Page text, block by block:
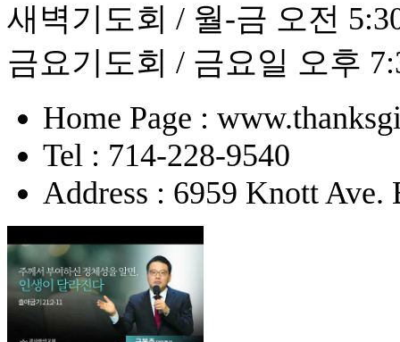
새벽기도회 / 월-금 오전
금요기도회 / 금요일 오후
Home Page :
Tel : 714-228-9540
Address : 6959 Knott Ave.